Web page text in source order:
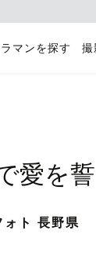
マンを探す 撮
愛を誓
ォト 長野県